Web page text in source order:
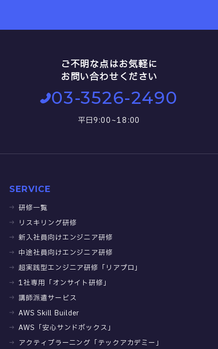
ご不明な点はお気軽に
お問い合わせください
03-3526-2490
平日9:00~18:00
SERVICE
研修一覧
リスキリング研修
新入社員向けエンジニア研修
中途社員向けエンジニア研修
超実践型エンジニア研修「リアプロ」
1社専用「オンサイト研修」
講師派遣サービス
AWS Skill Builder
AWS「安心サンドボックス」
アクティブラーニング「テックアカデミー」